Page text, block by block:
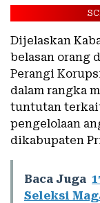
Dijelaskan
belasan orang
Perangi
dalam rangka
tuntutan
pengelolaan
dikabupaten
Baca Juga
Seleksi